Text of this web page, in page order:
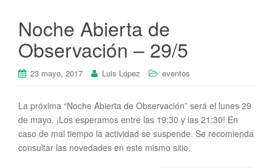
Noche Abierta de
Observación – 29/5
23 mayo, 2017 Luis López eventos
La próxima “Noche Abierta de Observación” será el lunes 29
de mayo. ¡Los esperamos entre las 19:30 y las 21:30! En
caso de mal tiempo la actividad se suspende. Se recomienda
consultar las novedades en este mismo sitio.